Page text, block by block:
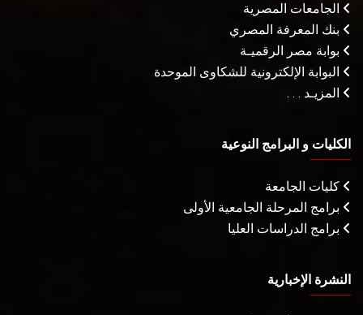
الجامعات المصرية
بنك المعرفة المصري
بوابة مصر الرقميـة
البوابة الإلكترونية للشكاوى الموحدة
المزيـد . . .
الكليات و البرامج النوعية
كليات الجامعة
برامج المرحلة الجامعية الأولى
برامج الدراسات العليا
النشرة الإخبارية